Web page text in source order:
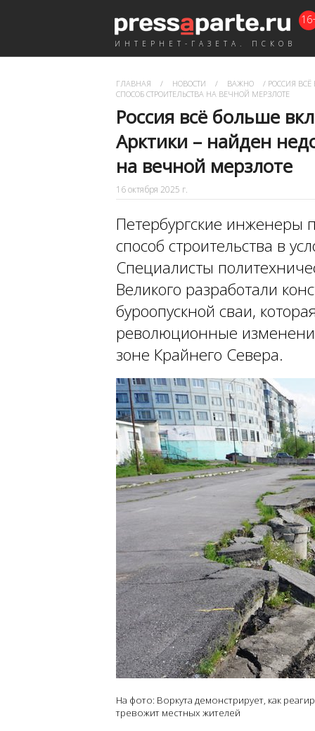
ИНТЕРНЕТ-ГАЗЕТА. ПСКОВ
ГЛАВНАЯ / НОВОСТИ / ВАЖНО / РОССИЯ
СПОСОБ СТРОИТЕЛЬСТВА НА ВЕЧНОЙ МЕРЗЛОТЕ
Россия всё больше
Арктики – найден
на вечной мерзлоте
16 октября 2025 г.
Петербургские инженеры
способ строительства в
Специалисты
Великого разработали
буроопускной сваи,
революционные
зоне Крайнего Севера.
На фото: Воркута демонстрирует, как
тревожит местных жителей